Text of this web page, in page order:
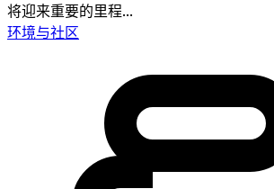
将迎来重要的里程...
环境与社区